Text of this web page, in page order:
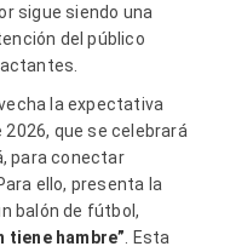
sigue siendo una
del público
la expectativa
2026, que se celebrará
para conectar
ello, presenta la
balón de fútbol,
tiene hambre” . Esta